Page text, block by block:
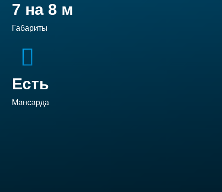
7 на 8 м
Габариты
Есть
Мансарда